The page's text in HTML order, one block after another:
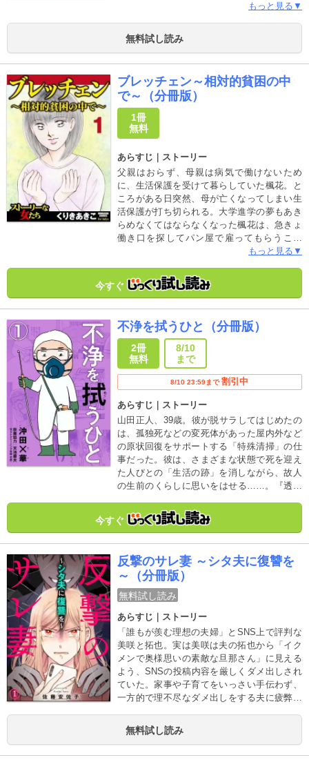
力するも、ことごとく裏目に出て失敗ばか
抉る罵声、そして理不尽なまでの暴力を受け
続けていた。そんなある日、弟・久志が生ま
て……!? ――母の愛情を知らない少女の悲
痛な叫びと孤独。成長を経て母と決別し「捨
てる」までを描いたノンフィクション作家・
菅野久美子の、自伝エッセイをコミカライズ
した衝撃作!!
もっと見る▼
無料試し読み
ブレッチェン～相対的貧困の中
で～（分冊版）
1冊
無料
あらすじ｜ストーリー
父親はおらず、母親は病気で働けないため
に、生活保護を受けて暮らしていた楓花。と
ころがある日突然、母が亡くなってしまい生
活保護が打ち切られる。大学進学の夢もあき
らめなくてはならなくなった楓花は、急きょ
働き口を探してパン屋で雇ってもらうこと
に。母親と進学の夢をなくし、失意のどん底
よらぬ言葉をぶつけられ……!? 現代社会の
ひずみに迫る社会派ストーリー！ ※この作
もっと見る▼
今すぐ
不浄を拭うひと（分冊版）
2冊
無料
8/10
まで
8/10 23:59まで 割引中
あらすじ｜ストーリー
山田正人、39歳。彼が脱サラしてはじめたの
は、孤独死などの変死体があった屋内外など
の原状回復をサポートする「特殊清掃」の仕
事だった。彼は、さまざまな状態で死を迎え
た人びとの「生活の跡」を消しながら、故人
の生前のくらしに思いをはせる……。『透明
今すぐ
反撃のサレ妻 ～シタ夫に復讐を
～（分冊版）
無料試し読み
あらすじ｜ストーリー
「誰もが羨む理想の夫婦」とSNS上で評判な
美咲と拓也。実は美咲は夫の拓也から「イク
メンで奥様思いの素敵な旦那さん」に見える
よう、SNSの投稿内容を厳しくダメ出しされ
ていた。家事や子育てをいっさい手伝わず、
一方的で理不尽なダメ出しをする夫に疲弊す
咲のSNSに何者かからDMでURLが送られてく
る。おそるおそるURLを確認するとそれは夫
無料試し読み